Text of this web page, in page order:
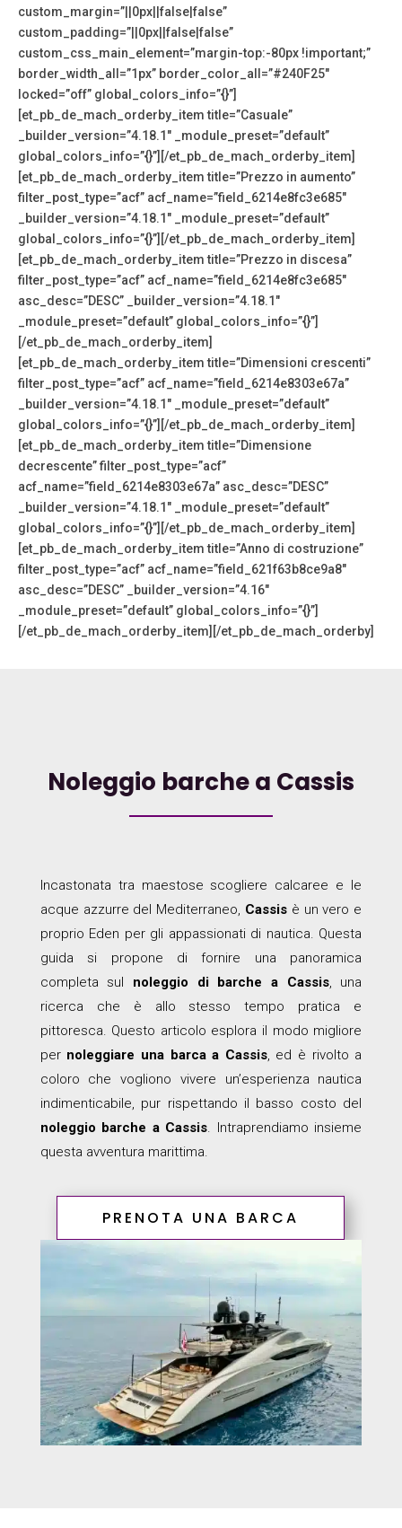
custom_margin=”||0px||false|false”
custom_padding=”||0px||false|false”
custom_css_main_element=”margin-top:-80px !important;”
border_width_all=”1px” border_color_all=”#240F25″
locked=”off” global_colors_info=”{}”]
[et_pb_de_mach_orderby_item title=”Casuale”
_builder_version=”4.18.1″ _module_preset=”default”
global_colors_info=”{}”][/et_pb_de_mach_orderby_item]
[et_pb_de_mach_orderby_item title=”Prezzo in aumento”
filter_post_type=”acf” acf_name=”field_6214e8fc3e685″
_builder_version=”4.18.1″ _module_preset=”default”
global_colors_info=”{}”][/et_pb_de_mach_orderby_item]
[et_pb_de_mach_orderby_item title=”Prezzo in discesa”
filter_post_type=”acf” acf_name=”field_6214e8fc3e685″
asc_desc=”DESC” _builder_version=”4.18.1″
_module_preset=”default” global_colors_info=”{}”]
[/et_pb_de_mach_orderby_item]
[et_pb_de_mach_orderby_item title=”Dimensioni crescenti”
filter_post_type=”acf” acf_name=”field_6214e8303e67a”
_builder_version=”4.18.1″ _module_preset=”default”
global_colors_info=”{}”][/et_pb_de_mach_orderby_item]
[et_pb_de_mach_orderby_item title=”Dimensione
decrescente” filter_post_type=”acf”
acf_name=”field_6214e8303e67a” asc_desc=”DESC”
_builder_version=”4.18.1″ _module_preset=”default”
global_colors_info=”{}”][/et_pb_de_mach_orderby_item]
[et_pb_de_mach_orderby_item title=”Anno di costruzione”
filter_post_type=”acf” acf_name=”field_621f63b8ce9a8″
asc_desc=”DESC” _builder_version=”4.16″
_module_preset=”default” global_colors_info=”{}”]
[/et_pb_de_mach_orderby_item][/et_pb_de_mach_orderby]
Noleggio barche a Cassis
Incastonata tra maestose scogliere calcaree e le
acque azzurre del Mediterraneo, Cassis è un vero e
proprio Eden per gli appassionati di nautica. Questa
guida si propone di fornire una panoramica
completa sul noleggio di barche a Cassis, una
ricerca che è allo stesso tempo pratica e
pittoresca. Questo articolo esplora il modo migliore
per noleggiare una barca a Cassis, ed è rivolto a
coloro che vogliono vivere un’esperienza nautica
indimenticabile, pur rispettando il basso costo del
noleggio barche a Cassis. Intraprendiamo insieme
questa avventura marittima.
PRENOTA UNA BARCA